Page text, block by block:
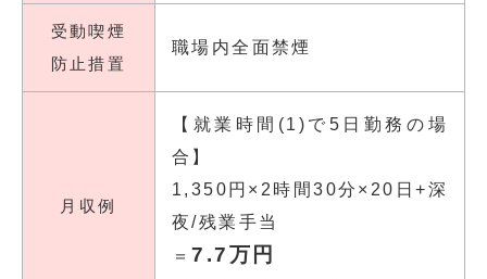
受動喫煙
防止措置
職場内全面禁煙
月収例
【就業時間(1)で5日勤務の場
合】
1,350円×2時間30分×20日+深
夜/残業手当
＝7.7万円